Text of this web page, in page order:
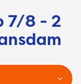
7/8 - 2